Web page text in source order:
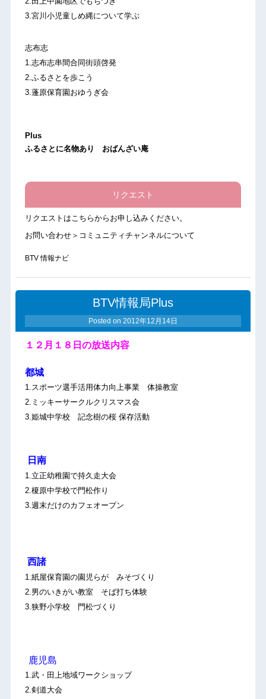
3.宮川小児童しめ縄について学ぶ
志布志
1.志布志串間合同街頭啓発
2.ふるさとを歩こう
3.蓬原保育園おゆうぎ会
Plus
ふるさとに名物あり おばんざい庵
リクエスト
リクエストはこちらからお申し込みください。
お問い合わせ＞コミュニティチャンネルについて
BTV 情報ナビ
BTV情報局Plus
Posted on 2012年12月14日
１２月１８ 日の放送内容
都城
1.スポーツ選手活用体力向上事業 体操教室
2.ミッキーサークルクリスマス会
3.姫城中学校 記念樹の桜 保存活動
日南
1.立正幼稚園で持久走大会
2.榎原中学校で門松作り
3.週末だけのカフェオープン
西諸
1.紙屋保育園の園児らが みそづくり
2.男のいきがい教室 そば打ち体験
3.狭野小学校 門松づくり
鹿児島
1.武・田上地域ワークショップ
2.剣道大会